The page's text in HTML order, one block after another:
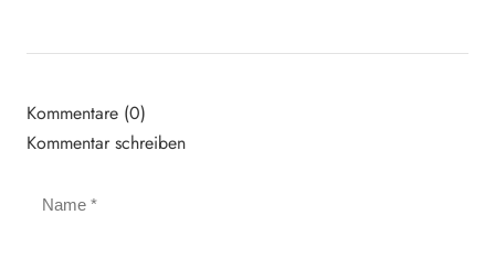
Kommentare (0)
Kommentar schreiben